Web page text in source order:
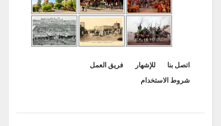
اتصل بنا للإشهار
فريق العمل
شروط الاستخدام